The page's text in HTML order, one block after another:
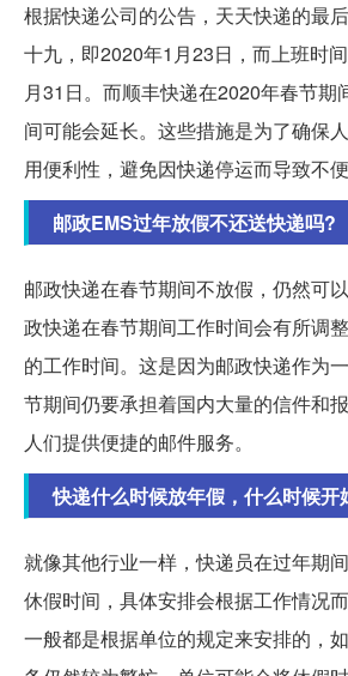
根据快递公司的公告，天天快递的最
十九，即2020年1月23日，而上班时
月31日。而顺丰快递在2020年春节期
间可能会延长。这些措施是为了确保
用便利性，避免因快递停运而导致不便
邮政EMS过年放假不还送快递吗?
邮政快递在春节期间不放假，仍然可
政快递在春节期间工作时间会有所调
的工作时间。这是因为邮政快递作为
节期间仍要承担着国内大量的信件和
人们提供便捷的邮件服务。
快递什么时候放年假，什么时候开
就像其他行业一样，快递员在过年期
休假时间，具体安排会根据工作情况
一般都是根据单位的规定来安排的，